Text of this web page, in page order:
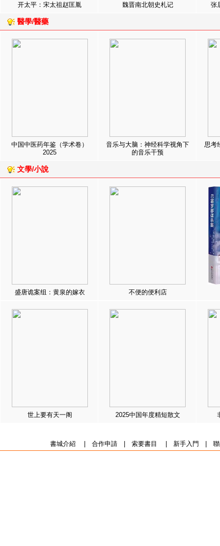
开太平：宋太祖赵匡胤 魏晋南北朝史札记 张
醫學/醫藥
中国中医药年鉴（学术卷）
2025
音乐与大脑：神经科学视角下
的音乐干预
思考
文學/小說
盛唐诡案组：黄泉的嫁衣 不便的便利店
世上要有天一阁 2025中国年度精短散文
書城介紹 合作申請| 索要書目 新手入門